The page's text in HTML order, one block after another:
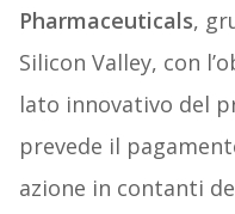
Pharmaceuticals,
Silicon Valley, con
lato innovativo del
prevede il
azione in contanti